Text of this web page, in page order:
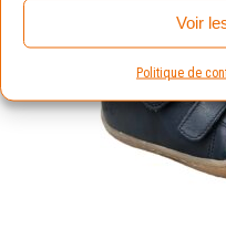
Voir
Politique de